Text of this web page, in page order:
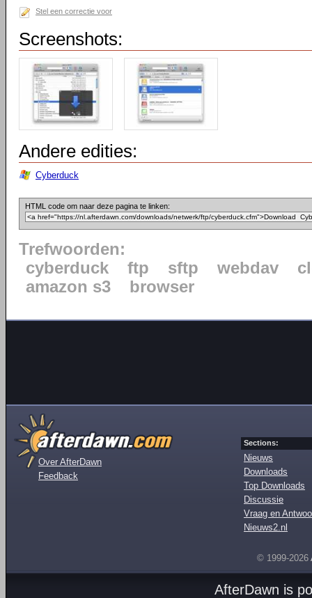
Stel een correctie voor
Screenshots:
Andere edities:
Cyberduck
HTML code om naar deze pagina te linken:
Trefwoorden:
cyberduck
ftp sftp webdav
amazon s3
browser
Over AfterDawn
Feedback
Sections:
Nieuws
Downloads
Top Downloads
Discussie
Vraag en
Nieuws2.nl
© 1999-2026
AfterDawn is